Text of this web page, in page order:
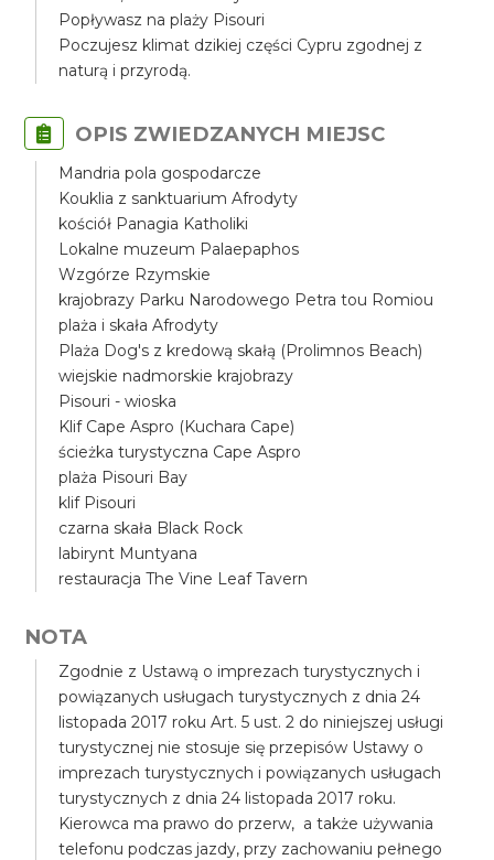
Popływasz na plaży Pisouri
Poczujesz klimat dzikiej części Cypru zgodnej z
naturą i przyrodą.
OPIS ZWIEDZANYCH MIEJSC
Mandria pola gospodarcze
Kouklia z sanktuarium Afrodyty
kościół Panagia Katholiki
Lokalne muzeum Palaepaphos
Wzgórze Rzymskie
krajobrazy Parku Narodowego Petra tou Romiou
plaża i skała Afrodyty
Plaża Dog's z kredową skałą (Prolimnos Beach)
wiejskie nadmorskie krajobrazy
Pisouri - wioska
Klif Cape Aspro (Kuchara Cape)
ścieżka turystyczna Cape Aspro
plaża Pisouri Bay
klif Pisouri
czarna skała Black Rock
labirynt Muntyana
restauracja The Vine Leaf Tavern
NOTA
Zgodnie z Ustawą o imprezach turystycznych i
powiązanych usługach turystycznych z dnia 24
listopada 2017 roku Art. 5 ust. 2 do niniejszej usługi
turystycznej nie stosuje się przepisów Ustawy o
imprezach turystycznych i powiązanych usługach
turystycznych z dnia 24 listopada 2017 roku.
Kierowca ma prawo do przerw, a także używania
telefonu podczas jazdy, przy zachowaniu pełnego